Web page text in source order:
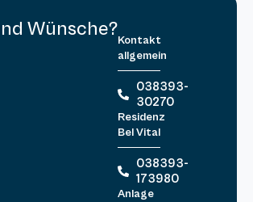
Wünsche?Kontakt
allgemein
038393-
30270
Residenz
Bel Vital
038393-
173980
Anlage